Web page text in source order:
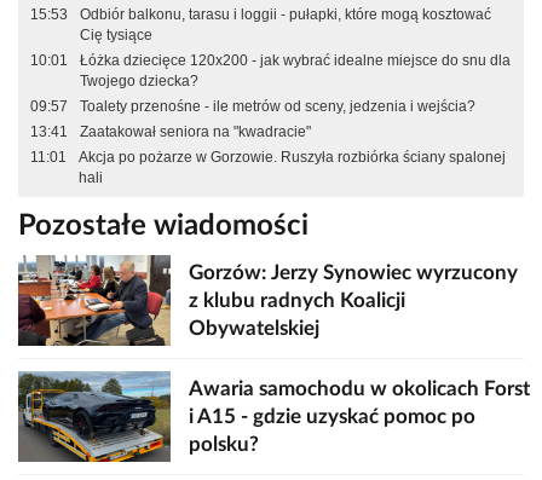
15:53
Odbiór balkonu, tarasu i loggii - pułapki, które mogą kosztować
Cię tysiące
10:01
Łóżka dziecięce 120x200 - jak wybrać idealne miejsce do snu dla
Twojego dziecka?
09:57
Toalety przenośne - ile metrów od sceny, jedzenia i wejścia?
13:41
Zaatakował seniora na "kwadracie"
11:01
Akcja po pożarze w Gorzowie. Ruszyła rozbiórka ściany spalonej
hali
Pozostałe wiadomości
Gorzów: Jerzy Synowiec wyrzucony
z klubu radnych Koalicji
Obywatelskiej
Awaria samochodu w okolicach Forst
i A15 - gdzie uzyskać pomoc po
polsku?